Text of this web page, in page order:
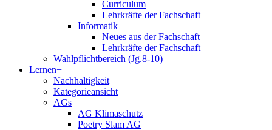
Curriculum
Lehrkräfte der Fachschaft
Informatik
Neues aus der Fachschaft
Lehrkräfte der Fachschaft
Wahlpflichtbereich (Jg.8-10)
Lernen+
Nachhaltigkeit
Kategorieansicht
AGs
AG Klimaschutz
Poetry Slam AG